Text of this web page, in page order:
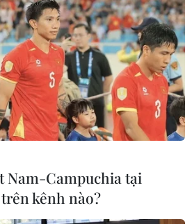
vụ cháy nhà xưởng, cơ
mùa mưa
Nam-Campuchia tại
trên kênh nào?